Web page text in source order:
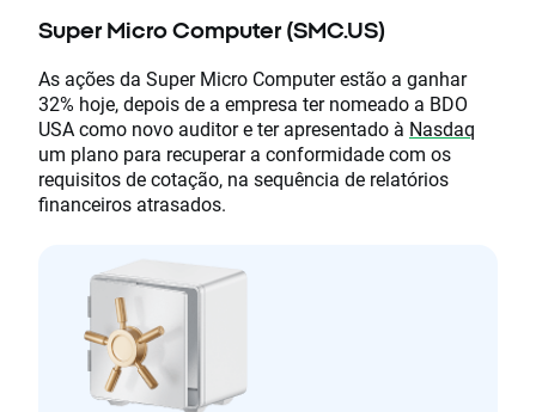
Super Micro Computer (SMC.US)
As ações da Super Micro Computer estão a ganhar
32% hoje, depois de a empresa ter nomeado a BDO
USA como novo auditor e ter apresentado à Nasdaq
um plano para recuperar a conformidade com os
requisitos de cotação, na sequência de relatórios
financeiros atrasados.